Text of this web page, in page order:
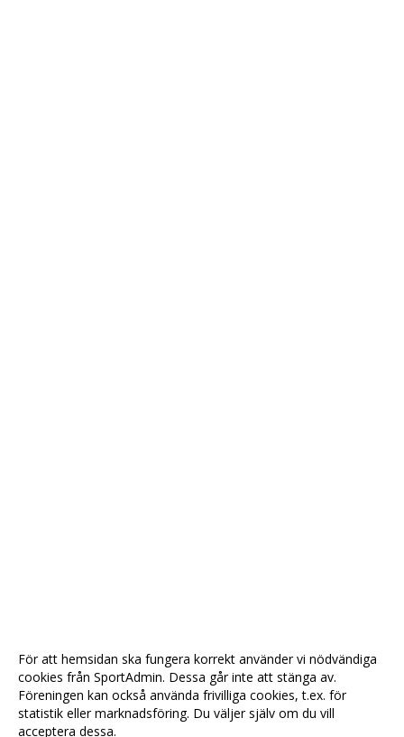
För att hemsidan ska fungera korrekt använder vi nödvändiga
cookies från SportAdmin. Dessa går inte att stänga av.
Föreningen kan också använda frivilliga cookies, t.ex. för
statistik eller marknadsföring. Du väljer själv om du vill
acceptera dessa.